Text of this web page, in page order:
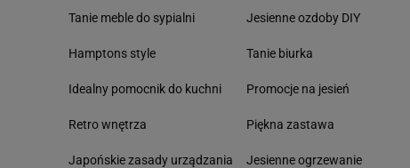
Tanie meble do sypialni
Hamptons style
Idealny pomocnik do kuchni
Retro wnętrza
Japońskie zasady urządzania
Jesienne ozdoby DIY
Tanie biurka
Promocje na jesień
Piękna zastawa
Jesienne ogrzewanie